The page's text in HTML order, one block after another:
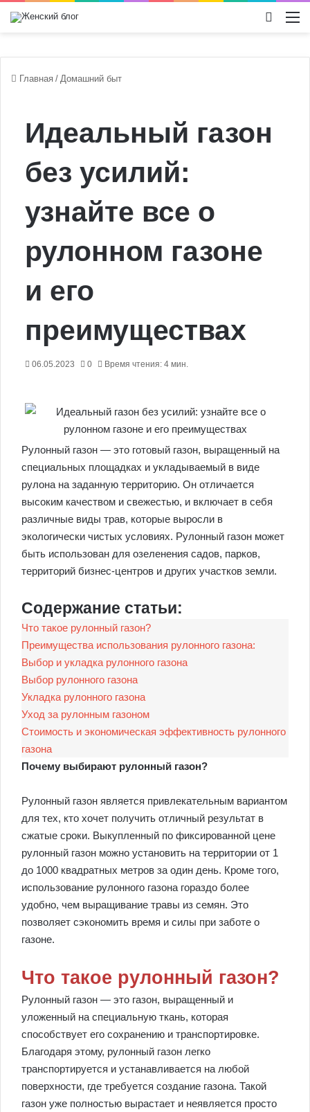
Главная / Домашний быт
Идеальный газон
без усилий:
узнайте все о
рулонном газоне
и его
преимуществах
06.05.2023 0 Время чтения: 4 мин.
Рулонный газон — это готовый газон, выращенный на
специальных площадках и укладываемый в виде
рулона на заданную территорию. Он отличается
высоким качеством и свежестью, и включает в себя
различные виды трав, которые выросли в
экологически чистых условиях. Рулонный газон может
быть использован для озеленения садов, парков,
территорий бизнес-центров и других участков земли.
Содержание статьи:
Что такое рулонный газон?
Преимущества использования рулонного газона:
Выбор и укладка рулонного газона
Выбор рулонного газона
Укладка рулонного газона
Уход за рулонным газоном
Стоимость и экономическая эффективность рулонного
газона
Почему выбирают рулонный газон?
Рулонный газон является привлекательным вариантом
для тех, кто хочет получить отличный результат в
сжатые сроки. Выкупленный по фиксированной цене
рулонный газон можно установить на территории от 1
до 1000 квадратных метров за один день. Кроме того,
использование рулонного газона гораздо более
удобно, чем выращивание травы из семян. Это
позволяет сэкономить время и силы при заботе о
газоне.
Что такое рулонный газон?
Рулонный газон — это газон, выращенный и
уложенный на специальную ткань, которая
способствует его сохранению и транспортировке.
Благодаря этому, рулонный газон легко
транспортируется и устанавливается на любой
поверхности, где требуется создание газона. Такой
газон уже полностью вырастает и неявляется просто